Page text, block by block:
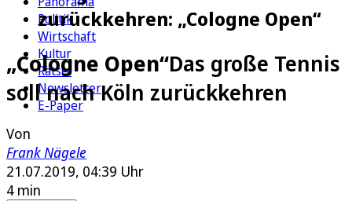
Politik
Wirtschaft
Kultur
Rätsel
Newsletter
E-Paper
zurückkehren: „Cologne Open“
„Cologne Open“Das große Tennis
soll nach Köln zurückkehren
Von
Frank Nägele
21.07.2019, 04:39 Uhr
4 min